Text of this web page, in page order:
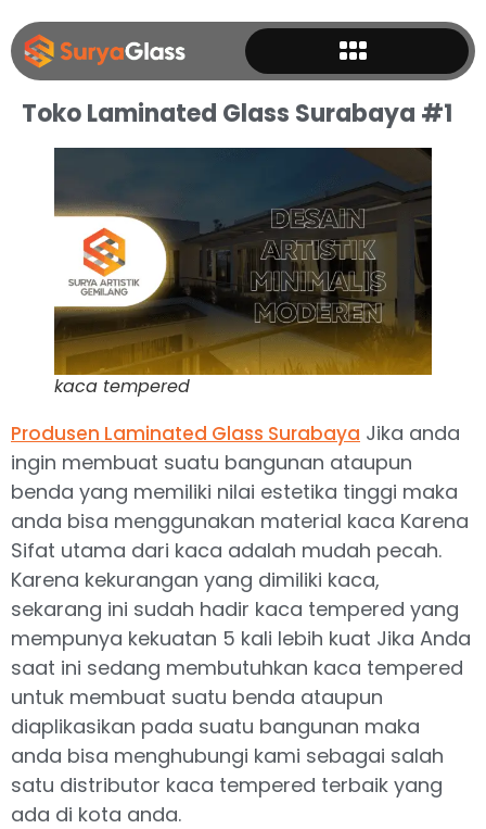
Toko Laminated Glass Surabaya #1
kaca tempered
Produsen Laminated Glass Surabaya Jika anda
ingin membuat suatu bangunan ataupun
benda yang memiliki nilai estetika tinggi maka
anda bisa menggunakan material kaca Karena
Sifat utama dari kaca adalah mudah pecah.
Karena kekurangan yang dimiliki kaca,
sekarang ini sudah hadir kaca tempered yang
mempunya kekuatan 5 kali lebih kuat Jika Anda
saat ini sedang membutuhkan kaca tempered
untuk membuat suatu benda ataupun
diaplikasikan pada suatu bangunan maka
anda bisa menghubungi kami sebagai salah
satu distributor kaca tempered terbaik yang
ada di kota anda.